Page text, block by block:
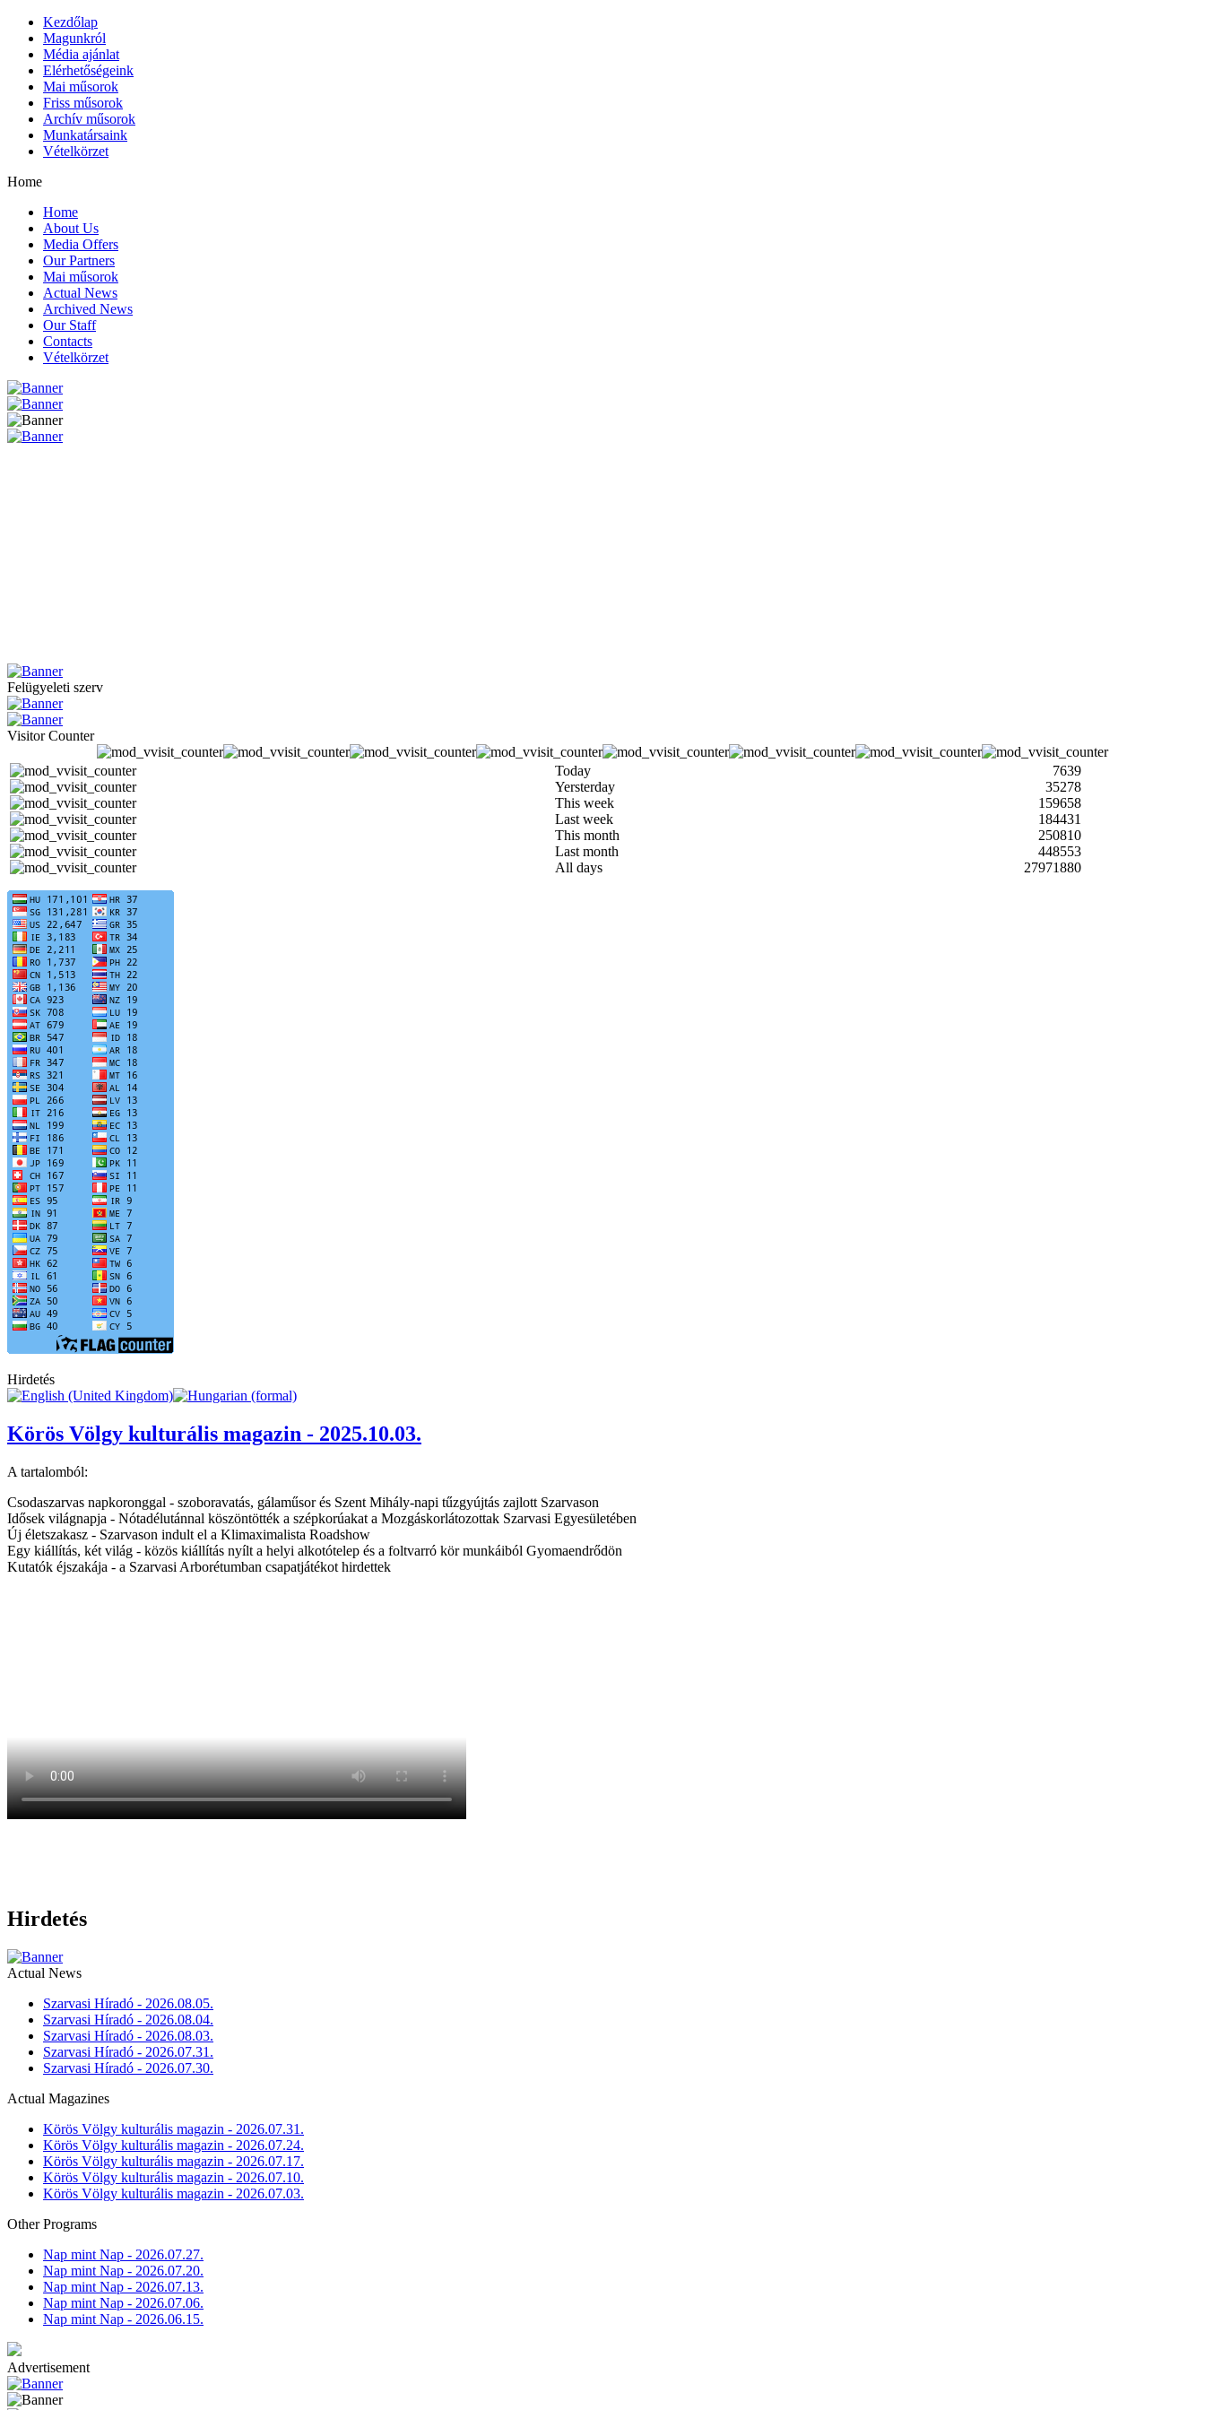
Kezdőlap
Magunkról
Média ajánlat
Elérhetőségeink
Mai műsorok
Friss műsorok
Archív műsorok
Munkatársaink
Vételkörzet
Home
Home
About Us
Media Offers
Our Partners
Mai műsorok
Actual News
Archived News
Our Staff
Contacts
Vételkörzet
Felügyeleti szerv
Visitor Counter
Today
7639
Yersterday
35278
This week
159658
Last week
184431
This month
250810
Last month
448553
All days
27971880
Hirdetés
Körös Völgy kulturális magazin - 2025.10.03.
A tartalomból:
Csodaszarvas napkoronggal - szoboravatás, gálaműsor és Szent Mihály-napi tűzgyújtás zajlott Szarvason
Idősek világnapja - Nótadélutánnal köszöntötték a szépkorúakat a Mozgáskorlátozottak Szarvasi Egyesületében
Új életszakasz - Szarvason indult el a Klimaximalista Roadshow
Egy kiállítás, két világ - közös kiállítás nyílt a helyi alkotótelep és a foltvarró kör munkáiból Gyomaendrődön
Kutatók éjszakája - a Szarvasi Arborétumban csapatjátékot hirdettek
Hirdetés
Actual News
Szarvasi Híradó - 2026.08.05.
Szarvasi Híradó - 2026.08.04.
Szarvasi Híradó - 2026.08.03.
Szarvasi Híradó - 2026.07.31.
Szarvasi Híradó - 2026.07.30.
Actual Magazines
Körös Völgy kulturális magazin - 2026.07.31.
Körös Völgy kulturális magazin - 2026.07.24.
Körös Völgy kulturális magazin - 2026.07.17.
Körös Völgy kulturális magazin - 2026.07.10.
Körös Völgy kulturális magazin - 2026.07.03.
Other Programs
Nap mint Nap - 2026.07.27.
Nap mint Nap - 2026.07.20.
Nap mint Nap - 2026.07.13.
Nap mint Nap - 2026.07.06.
Nap mint Nap - 2026.06.15.
Advertisement